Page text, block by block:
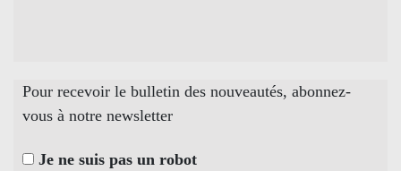
Pour recevoir le bulletin des nouveautés, abonnez-
vous à notre newsletter
Je ne suis pas un robot